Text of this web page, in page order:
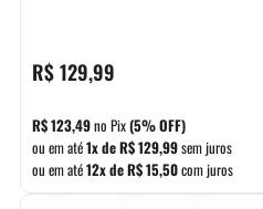
R$129,99
R$123,49no Pix(5% OFF)
ou em até1x deR$129,99sem juros
ou em até12x deR$15,50com juros